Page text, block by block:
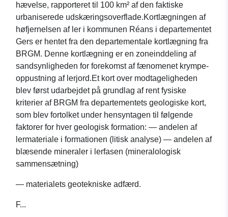
hævelse, rapporteret til 100 km² af den faktiske
urbaniserede udskæringsoverflade.Kortlægningen af
høfjernelsen af ler i kommunen Réans i departementet
Gers er hentet fra den departementale kortlægning fra
BRGM. Denne kortlægning er en zoneinddeling af
sandsynligheden for forekomst af fænomenet krympe-
oppustning af lerjord.Et kort over modtageligheden
blev først udarbejdet på grundlag af rent fysiske
kriterier af BRGM fra departementets geologiske kort,
som blev fortolket under hensyntagen til følgende
faktorer for hver geologisk formation: — andelen af
lermateriale i formationen (litisk analyse) — andelen af
blæsende mineraler i lerfasen (mineralologisk
sammensætning)
— materialets geotekniske adfærd.
F...